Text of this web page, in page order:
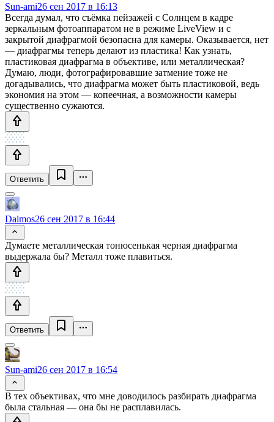
Sun-ami26 сен 2017 в 16:13
Всегда думал, что съёмка пейзажей с Солнцем в кадре
зеркальным фотоаппаратом не в режиме LiveView и с
закрытой диафрагмой безопасна для камеры. Оказывается, нет
— диафрагмы теперь делают из пластика! Как узнать,
пластиковая диафрагма в объективе, или металлическая?
Думаю, люди, фотографировавшие затмение тоже не
догадывались, что диафрагма может быть пластиковой, ведь
экономия на этом — копеечная, а возможности камеры
существенно сужаются.
Ответить
Daimos26 сен 2017 в 16:44
Думаете металлическая тонюсенькая черная диафрагма
выдержала бы? Металл тоже плавиться.
Ответить
Sun-ami26 сен 2017 в 16:54
В тех объективах, что мне доводилось разбирать диафрагма
была стальная — она бы не расплавилась.